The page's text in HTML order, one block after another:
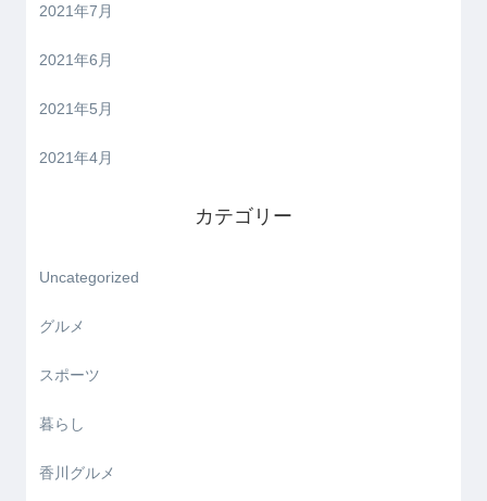
2021年7月
2021年6月
2021年5月
2021年4月
カテゴリー
Uncategorized
グルメ
スポーツ
暮らし
香川グルメ